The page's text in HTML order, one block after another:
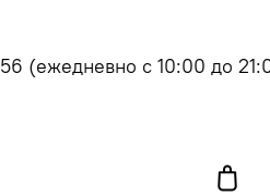
(ежедневно с 10:00 до 21:00)